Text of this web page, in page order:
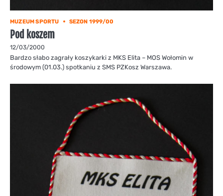
MUZEUM SPORTU SEZON 1999/00
Pod koszem
12/03/2000
Bardzo słabo zagrały koszykarki z MKS Elita – MOS Wołomin w
środowym (01.03.) spotkaniu z SMS PZKosz Warszawa.